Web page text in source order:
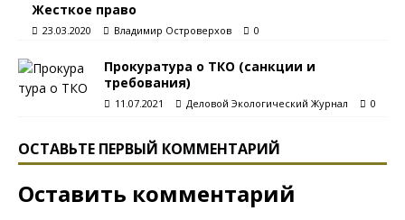
Жесткое право
23.03.2020 Владимир Островерхов 0
Прокуратура о ТКО (санкции и
требования)
11.07.2021 Деловой Экологический Журнал 0
ОСТАВЬТЕ ПЕРВЫЙ КОММЕНТАРИЙ
Оставить комментарий